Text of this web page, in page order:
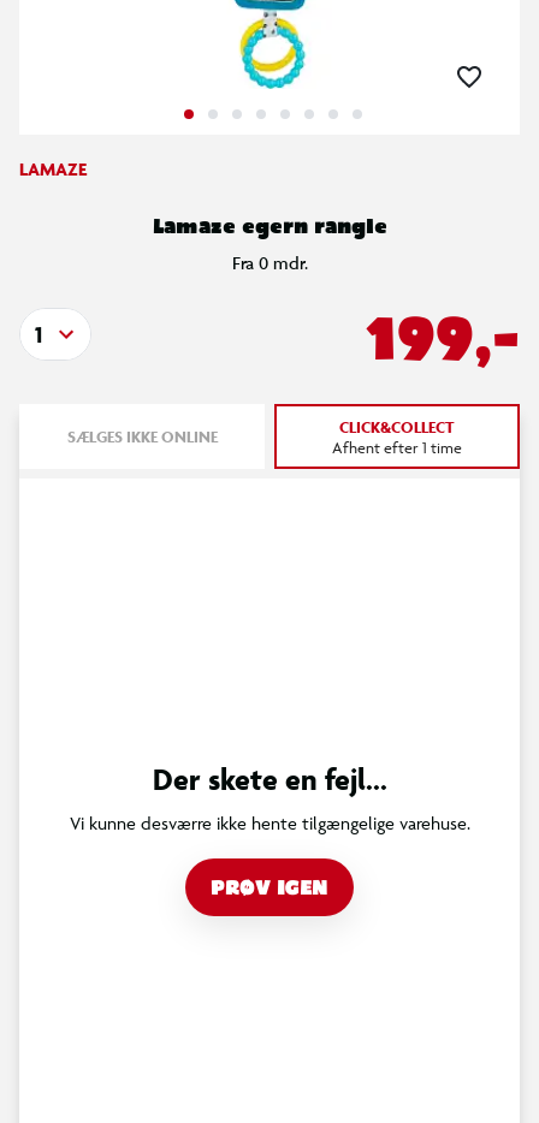
LAMAZE
Lamaze egern rangle
Fra 0 mdr.
199,-
1
SÆLGES IKKE ONLINE CLICK&COLLECT
Afhent efter 1 time
Der skete en fejl...
Vi kunne desværre ikke hente tilgængelige varehuse.
PRØV IGEN